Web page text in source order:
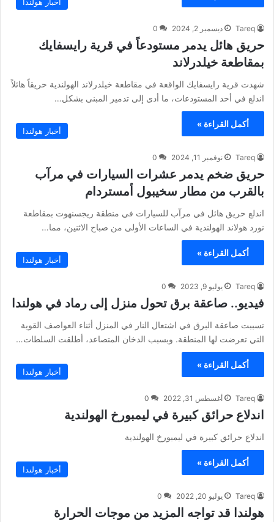
أخبار هولندا
Tareq ديسمبر 2, 2024 0
حريق هائل يدمر مستودعاً في قرية رايسفايك
بمقاطعة خيلدرلاند
شهدت قرية رايسفايك الواقعة في مقاطعة خيلدرلاند الهولندية حريقاً هائلاً
اندلع في أحد المستودعات، ما أدى إلى تدمير المبنى بشكل…
أكمل القراءة »
أخبار هولندا
Tareq نوفمبر 11, 2024 0
حريق ضخم يدمر عشرات السيارات في مرآب
بالقرب من مطار سخيبول أمستردام
اندلع حريق هائل في مرآب للسيارات في منطقة ريجسنهوت بمقاطعة
نورد هولاند الهولندية في الساعات الأولى من صباح الاثنين، مما…
أكمل القراءة »
أخبار هولندا
Tareq يوليو 9, 2023 0
فيديو.. صاعقة برق تحول منزل إلى رماد في هولندا
تسببت صاعقة البرق في اشتعال النار في المنزل أثناء العواصف القوية
التي تعرضت لها المنطقة. وبسبب الدخان المتصاعد، أطلقت السلطات…
أكمل القراءة »
أخبار هولندا
Tareq أغسطس 31, 2022 0
اندلاع حرائق كبيرة في ليمبورخ الهولندية
اندلاع حرائق كبيرة في ليمبورخ الهولندية
أكمل القراءة »
أخبار هولندا
Tareq يوليو 20, 2022 0
هولندا قد تواجه المزيد من موجات الحرارة